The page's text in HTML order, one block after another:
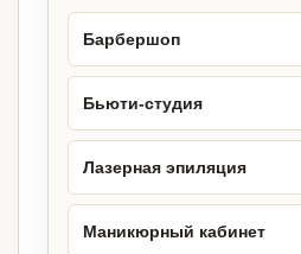
Барбершоп
Бьюти-студия
Лазерная эпиляция
Маникюрный кабинет